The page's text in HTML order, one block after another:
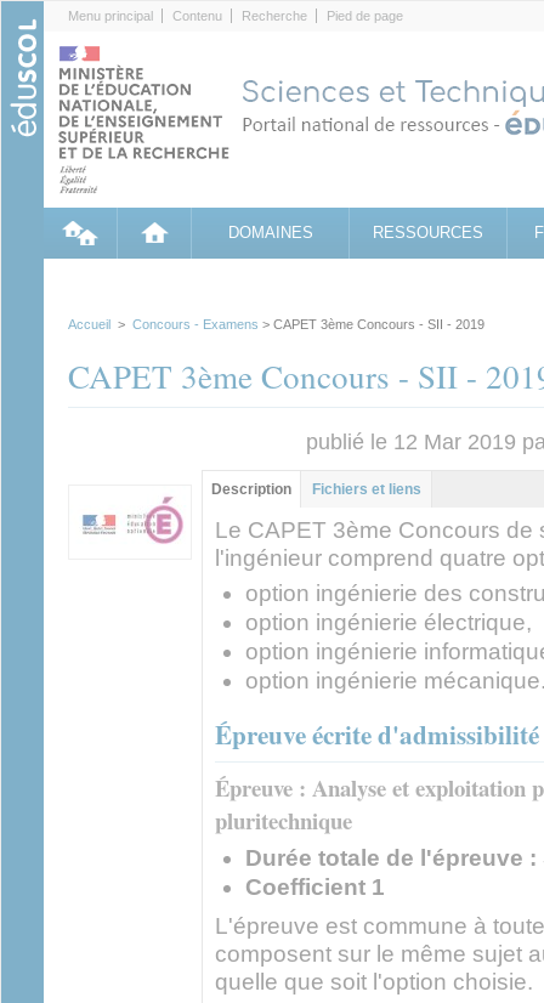
Menu principal Contenu Recherche Pied de page
DOMAINES RESSOURCES
Accueil > Concours - Examens > CAPET 3ème Concours - SII - 2019
CAPET 3ème Concours - SII -
publié le 12 Mar 2019
Groupe principal
Description (onglet
actif)
Fichiers et liens
Le CAPET 3ème Concours de
l'ingénieur comprend quatre
option ingénierie des
option ingénierie électrique,
option ingénierie
option ingénierie
Épreuve écrite d'admissibilité
Épreuve : Analyse et exploitation
pluritechnique
Durée totale de l'épreuve :
Coefficient 1
L'épreuve est commune à
composent sur le même sujet
quelle que soit l'option choisie.